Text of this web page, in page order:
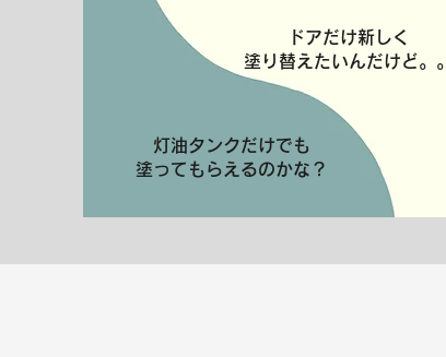
灯油タンクだけでも
塗ってもらえるのかな？
ドアだけ新しく
塗り替えたいんだけど。。